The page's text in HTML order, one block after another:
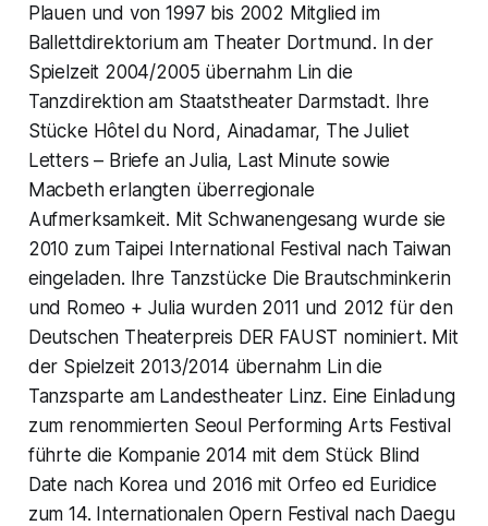
Plauen und von 1997 bis 2002 Mitglied im
Ballettdirektorium am Theater Dortmund. In der
Spielzeit 2004/2005 übernahm Lin die
Tanzdirektion am Staatstheater Darmstadt. Ihre
Stücke Hôtel du Nord, Ainadamar, The Juliet
Letters – Briefe an Julia, Last Minute sowie
Macbeth erlangten überregionale
Aufmerksamkeit. Mit Schwanengesang wurde sie
2010 zum Taipei International Festival nach Taiwan
eingeladen. Ihre Tanzstücke Die Brautschminkerin
und Romeo + Julia wurden 2011 und 2012 für den
Deutschen Theaterpreis DER FAUST nominiert. Mit
der Spielzeit 2013/2014 übernahm Lin die
Tanzsparte am Landestheater Linz. Eine Einladung
zum renommierten Seoul Performing Arts Festival
führte die Kompanie 2014 mit dem Stück Blind
Date nach Korea und 2016 mit Orfeo ed Euridice
zum 14. Internationalen Opern Festival nach Daegu